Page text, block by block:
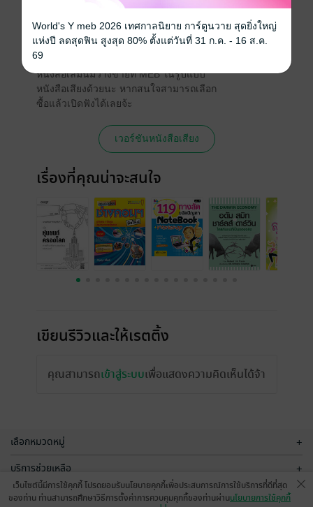
หนังสือเสียง
หนังสือเล่มนี้มีวางขายที่ MEB ในรูปแบบ
หนังสือเสียงด้วยนะ หากสนใจสามารถเลือก
ซื้อแล้วเปิดฟังได้เลยจ้ะ
เวอร์ชันหนังสือเสียง
เรื่องที่คุณน่าจะสนใจ
เขียนรีวิวและให้เรตติ้ง
คุณสามารถเข้าสู่ระบบเพื่อแสดงความคิดเห็นได้จ้า
เลือกหมวดหมู่ +
บริการช่วยเหลือ +
เกี่ยวกับเรา
เว็บไซต์นี้มีการใช้คุกกี้ โปรดยอมรับนโยบายคุกกี้เพื่อประสบการณ์การใช้บริการที่ดีที่สุด
ของท่าน ท่านสามารถศึกษาวิธีการตั้งค่าการควบคุมคุกกี้ของท่านผ่านนโยบายการใช้คุกกี้
World's Y meb 2026 เทศกาลนิยาย การ์ตูนวาย สุดยิ่งใหญ่
แห่งปี ลดสุดฟิน สูงสุด 80% ตั้งแต่วันที่ 31 ก.ค. - 16 ส.ค.
69